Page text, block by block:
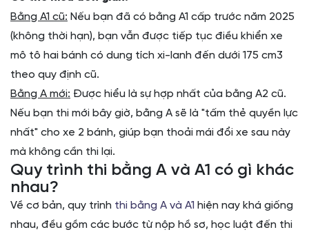
Bằng A1 cũ: Nếu bạn đã có bằng A1 cấp trước năm 2025
(không thời hạn), bạn vẫn được tiếp tục điều khiển xe
mô tô hai bánh có dung tích xi-lanh đến dưới 175 cm3
theo quy định cũ.
Bằng A mới: Được hiểu là sự hợp nhất của bằng A2 cũ.
Nếu bạn thi mới bây giờ, bằng A sẽ là "tấm thẻ quyền lực
nhất" cho xe 2 bánh, giúp bạn thoải mái đổi xe sau này
mà không cần thi lại.
Quy trình thi bằng A và A1 có gì khác
nhau?
Về cơ bản, quy trình thi bằng A và A1 hiện nay khá giống
nhau, đều gồm các bước từ nộp hồ sơ, học luật đến thi